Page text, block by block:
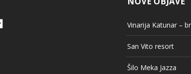
Vinarija Katunar –
San Vito resort
Šilo Meka Jazza